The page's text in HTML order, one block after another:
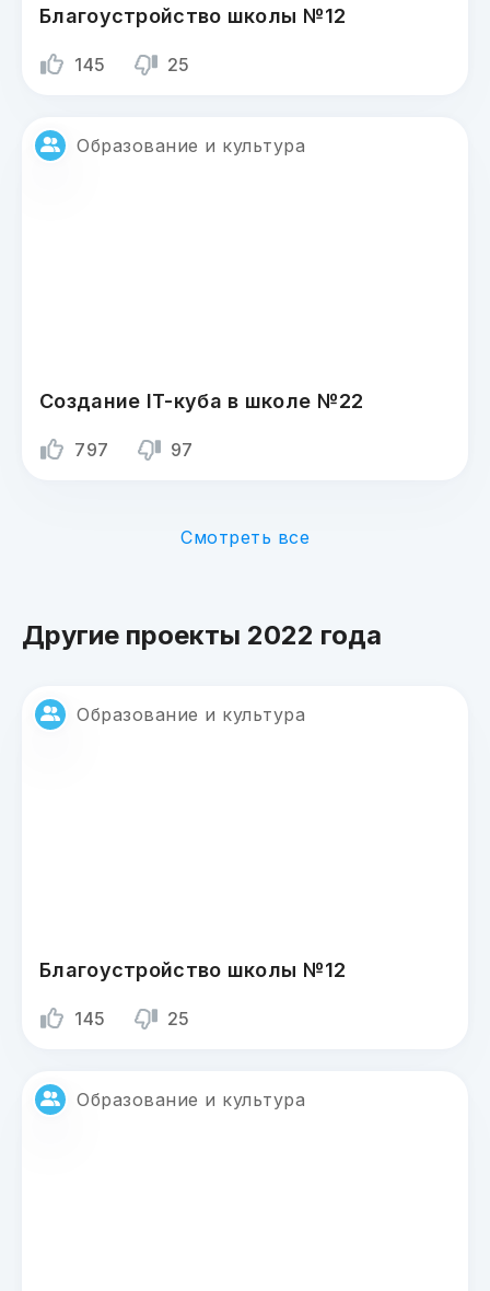
Благоустройство школы №12
145 25
Образование и культура
Создание IT-куба в школе №22
797 97
Смотреть все
Другие проекты 2022 года
Образование и культура
Благоустройство школы №12
145 25
Образование и культура